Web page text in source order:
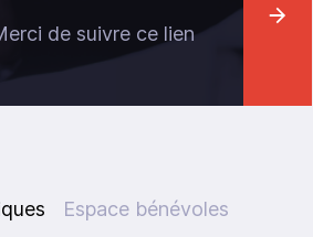
de suivre ce lien
Espace bénévoles